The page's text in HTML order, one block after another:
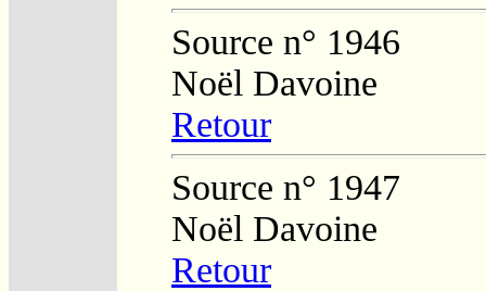
Source n° 1946
Noël Davoine
Retour
Source n° 1947
Noël Davoine
Retour